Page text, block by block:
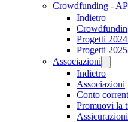
Crowdfunding -
Indietro
Progetti
Progetti
Associazioni
Indietro
Associazioni
Conto
Promuovi la
Assicurazioni